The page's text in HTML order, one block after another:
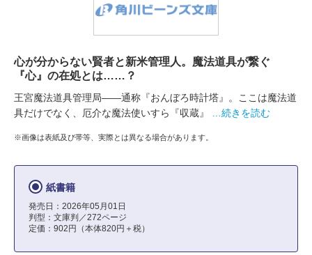
心が分からない賢者と新米管理人。魔法道具が繋ぐ
『心』の在処とは……？
王宮魔法道具管理局――通称『おんぼろ時計塔』。ここは魔法道
具だけでなく、厄介な魔法使いすら『収蔵』
…続きを読む
※画像は表紙及び帯等、実際とは異なる場合があります。
紙書籍
発売日：2026年05月01日
判型：文庫判／272ページ
定価：902円（本体820円＋税）